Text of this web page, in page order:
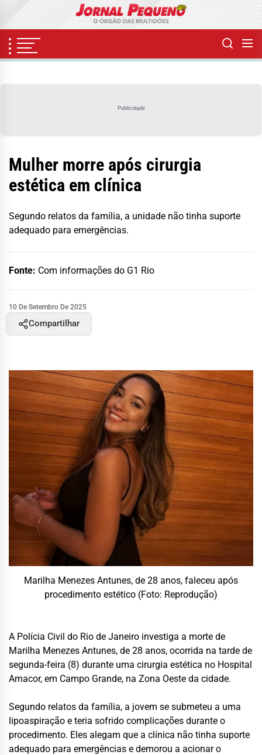
content
Publicidade
Mulher morre após cirurgia
estética em clínica
Segundo relatos da família, a unidade não tinha suporte
adequado para emergências.
Fonte: Com informações do G1 Rio
10 De Setembro De 2025
Compartilhar
Marilha Menezes Antunes, de 28 anos, faleceu após
procedimento estético (Foto: Reprodução)
A Polícia Civil do Rio de Janeiro investiga a morte de
Marilha Menezes Antunes, de 28 anos, ocorrida na tarde de
segunda-feira (8) durante uma cirurgia estética no Hospital
Amacor, em Campo Grande, na Zona Oeste da cidade.
Segundo relatos da família, a jovem se submeteu a uma
lipoaspiração e teria sofrido complicações durante o
procedimento. Eles alegam que a clínica não tinha suporte
adequado para emergências e demorou a acionar o